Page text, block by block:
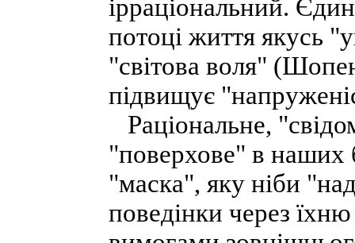
ірраціональний.
потоці життя якусь
"світова воля"
підвищує
Раціональне,
"поверхове" в наших
"маска", яку ніби
поведінки через